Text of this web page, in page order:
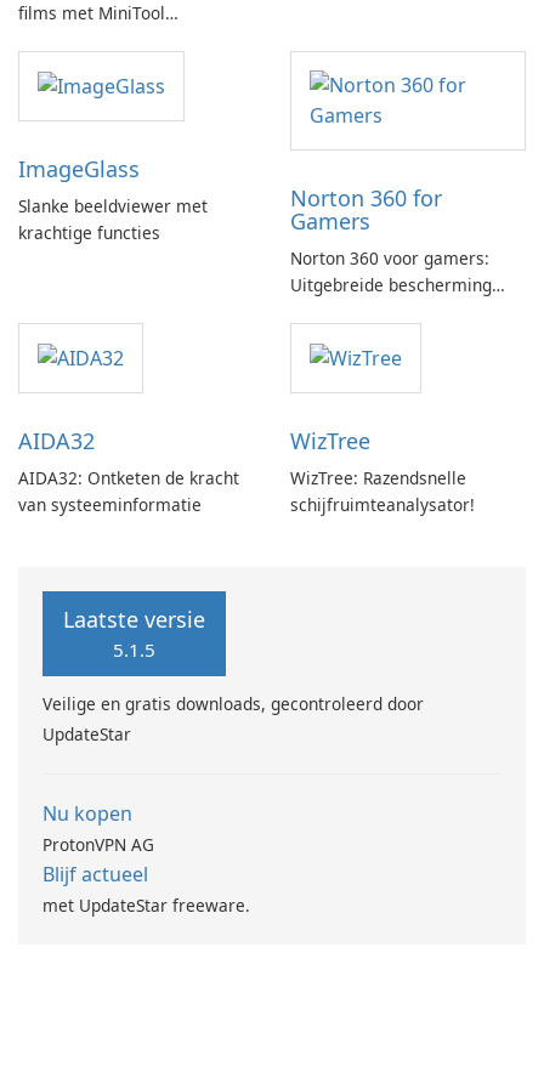
films met MiniTool
ImageGlass
Slanke beeldviewer met
krachtige functies
Norton 360 for
Gamers
Norton 360 voor gamers:
Uitgebreide bescherming
AIDA32
AIDA32: Ontketen de kracht
van systeeminformatie
WizTree
WizTree: Razendsnelle
schijfruimteanalysator!
Laatste versie
5.1.5
Veilige en gratis downloads, gecontroleerd door
UpdateStar
Nu kopen
ProtonVPN AG
Blijf actueel
met UpdateStar freeware.